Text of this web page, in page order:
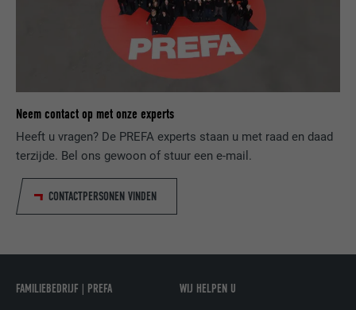
Neem contact op met onze experts
Heeft u vragen? De PREFA experts staan u met raad en daad
terzijde. Bel ons gewoon of stuur een e-mail.
CONTACTPERSONEN VINDEN
FAMILIEBEDRIJF | PREFA WIJ HELPEN U
identificatiekenmerken.
Ingesteld door LinkedIn wanneer een
website een ingebed "Volg ons"-venster
bevat.
AANBIEDER LinkedIn
NAAM